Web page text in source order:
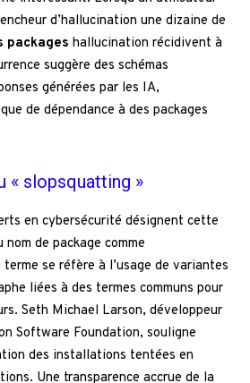
d’hallucination une dizaine de
packages hallucination récidivent à
suggère des schémas
générées par les IA,
de dépendance à des packages
« slopsquatting »
en cybersécurité désignent cette
de package comme
terme se réfère à l’usage de variantes
liées à des termes communs pour
Seth Michael Larson, développeur
Software Foundation, souligne
des installations tentées en
Une transparence accrue de la